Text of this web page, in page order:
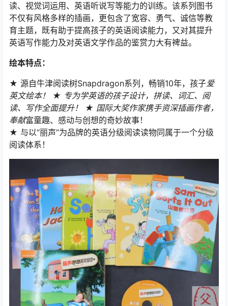
读、视觉词运用、英语听说写等能力的训练。该系列图书
不仅有风格多样的插画，更包含了宽容、勇气、诚信等教
育主题，既有助于提高孩子的英语阅读能力，又对其提升
英语写作能力及对英语文学作品的鉴赏力大有裨益。
绘本特点：
★ 源自牛津阅读树Snapdragon系列，畅销10年，孩子爱
英文绘本！ ★ 专为学英语的孩子设计，拼读、词汇、阅
读、写作全面提升！ ★ 国际大奖作家携手资深插画作者，
奉献富童趣、感动与创想的奇妙故事！
★ 与以“丽声”为品牌的英语分级阅读读物同属于一个分级
阅读体系！